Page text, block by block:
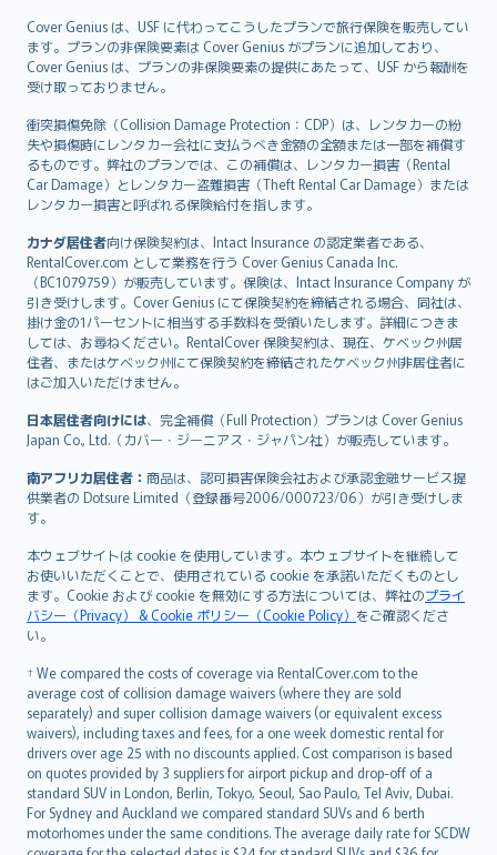
Cover Genius は、USF に代わってこうしたプランで旅行保険を販売してい
ます。プランの非保険要素は Cover Genius がプランに追加しており、
Cover Genius は、プランの非保険要素の提供にあたって、USF から報酬を
受け取っておりません。
衝突損傷免除（Collision Damage Protection：CDP）は、レンタカーの紛
失や損傷時にレンタカー会社に支払うべき金額の全額または一部を補償す
るものです。弊社のプランでは、この補償は、レンタカー損害（Rental
Car Damage）とレンタカー盗難損害（Theft Rental Car Damage）または
レンタカー損害と呼ばれる保険給付を指します。
カナダ居住者向け保険契約は、Intact Insurance の認定業者である、
RentalCover.com として業務を行う Cover Genius Canada Inc.
（BC1079759）が販売しています。保険は、Intact Insurance Company が
引き受けします。Cover Genius にて保険契約を締結される場合、同社は、
掛け金の1パーセントに相当する手数料を受領いたします。詳細につきま
しては、お尋ねください。RentalCover 保険契約は、現在、ケベック州居
住者、またはケベック州にて保険契約を締結されたケベック州非居住者に
はご加入いただけません。
日本居住者向けには、完全補償（Full Protection）プランは Cover Genius
Japan Co., Ltd.（カバー・ジーニアス・ジャパン社）が販売しています。
南アフリカ居住者： 商品は、認可損害保険会社および承認金融サービス提
供業者の Dotsure Limited（登録番号2006/000723/06）が引き受けしま
す。
本ウェブサイトは cookie を使用しています。本ウェブサイトを継続して
お使いいただくことで、使用されている cookie を承諾いただくものとし
ます。Cookie および cookie を無効にする方法については、弊社のプライ
バシー（Privacy） & Cookie ポリシー（Cookie Policy） をご確認くださ
い。
† We compared the costs of coverage via RentalCover.com to the
average cost of collision damage waivers (where they are sold
separately) and super collision damage waivers (or equivalent excess
waivers), including taxes and fees, for a one week domestic rental for
drivers over age 25 with no discounts applied. Cost comparison is based
on quotes provided by 3 suppliers for airport pickup and drop-off of a
standard SUV in London, Berlin, Tokyo, Seoul, Sao Paulo, Tel Aviv, Dubai.
For Sydney and Auckland we compared standard SUVs and 6 berth
motorhomes under the same conditions. The average daily rate for SCDW